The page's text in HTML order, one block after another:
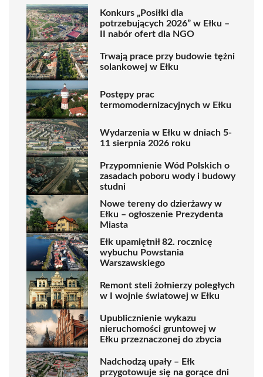
Konkurs „Posiłki dla
potrzebujących 2026” w Ełku –
II nabór ofert dla NGO
Trwają prace przy budowie tężni
solankowej w Ełku
Postępy prac
termomodernizacyjnych w Ełku
Wydarzenia w Ełku w dniach 5-
11 sierpnia 2026 roku
Przypomnienie Wód Polskich o
zasadach poboru wody i budowy
studni
Nowe tereny do dzierżawy w
Ełku – ogłoszenie Prezydenta
Miasta
Ełk upamiętnił 82. rocznicę
wybuchu Powstania
Warszawskiego
Remont steli żołnierzy poległych
w I wojnie światowej w Ełku
Upublicznienie wykazu
nieruchomości gruntowej w
Ełku przeznaczonej do zbycia
Nadchodzą upały – Ełk
przygotowuje się na gorące dni